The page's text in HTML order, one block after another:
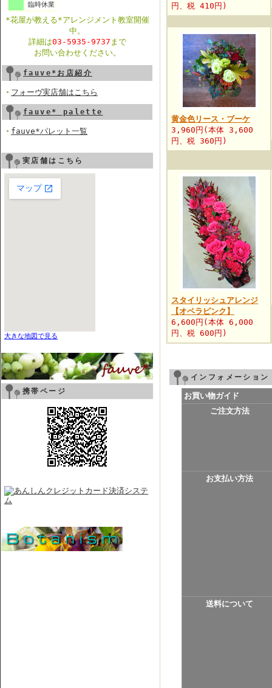
臨時休業
*花屋が教える*アレンジメント教室開催
中。
詳細は03-5935-9737 まで
お問い合わせください。
fauve*お店紹介
フォーヴ実店舗はこちら
fauve* palette
fauve*パレット一覧
実店舗はこちら
大きな地図で見る
携帯ページ
円、税 410円)
黄金色リース・ブーケ
3,960円(本体 3,600
円、税 360円)
スタイリッシュアレンジ
【オペラピンク】
6,600円(本体 6,000
円、税 600円)
インフォメーション
お買い物ガイド
ご注文方法
お支払い方法
送料について